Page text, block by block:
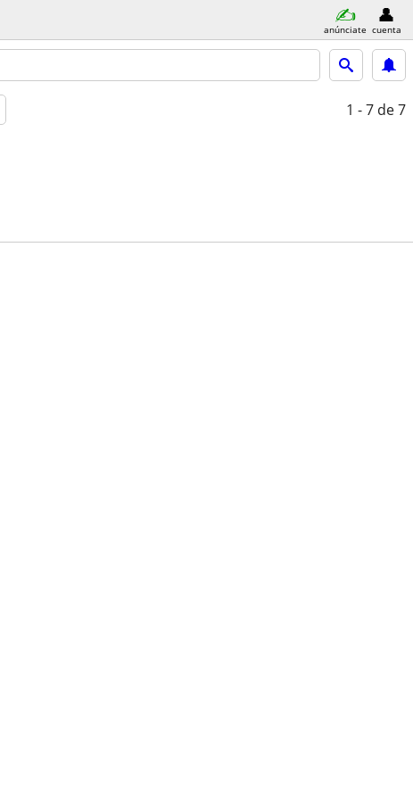
anúnciate cuenta
1 - 7 de 7